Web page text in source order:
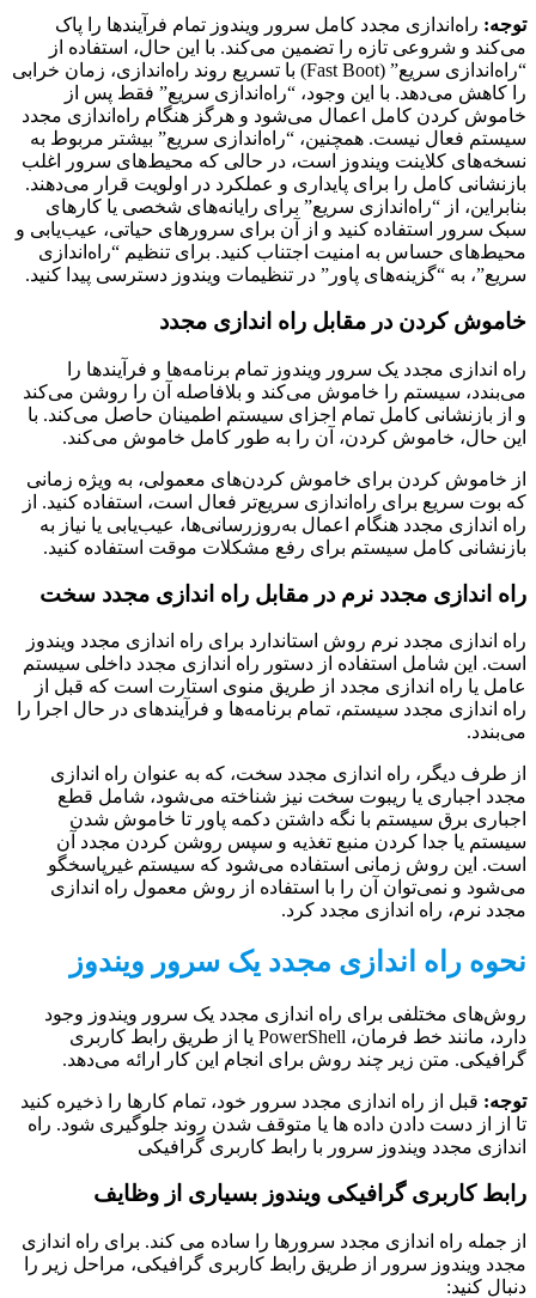
توجه: راه‌اندازی مجدد کامل سرور ویندوز تمام فرآیندها را پاک
می‌کند و شروعی تازه را تضمین می‌کند. با این حال، استفاده از
“راه‌اندازی سریع” (Fast Boot) با تسریع روند راه‌اندازی، زمان خرابی
را کاهش می‌دهد. با این وجود، “راه‌اندازی سریع” فقط پس از
خاموش کردن کامل اعمال می‌شود و هرگز هنگام راه‌اندازی مجدد
سیستم فعال نیست. همچنین، “راه‌اندازی سریع” بیشتر مربوط به
نسخه‌های کلاینت ویندوز است، در حالی که محیط‌های سرور اغلب
بازنشانی کامل را برای پایداری و عملکرد در اولویت قرار می‌دهند.
بنابراین، از “راه‌اندازی سریع” برای رایانه‌های شخصی یا کارهای
سبک سرور استفاده کنید و از آن برای سرورهای حیاتی، عیب‌یابی و
محیط‌های حساس به امنیت اجتناب کنید. برای تنظیم “راه‌اندازی
سریع”، به “گزینه‌های پاور” در تنظیمات ویندوز دسترسی پیدا کنید.
خاموش کردن در مقابل راه اندازی مجدد
راه اندازی مجدد یک سرور ویندوز تمام برنامه‌ها و فرآیندها را
می‌بندد، سیستم را خاموش می‌کند و بلافاصله آن را روشن می‌کند
و از بازنشانی کامل تمام اجزای سیستم اطمینان حاصل می‌کند. با
این حال، خاموش کردن، آن را به طور کامل خاموش می‌کند.
از خاموش کردن برای خاموش کردن‌های معمولی، به ویژه زمانی
که بوت سریع برای راه‌اندازی سریع‌تر فعال است، استفاده کنید. از
راه اندازی مجدد هنگام اعمال به‌روزرسانی‌ها، عیب‌یابی یا نیاز به
بازنشانی کامل سیستم برای رفع مشکلات موقت استفاده کنید.
راه اندازی مجدد نرم در مقابل راه اندازی مجدد سخت
راه اندازی مجدد نرم روش استاندارد برای راه اندازی مجدد ویندوز
است. این شامل استفاده از دستور راه اندازی مجدد داخلی سیستم
عامل یا راه اندازی مجدد از طریق منوی استارت است که قبل از
راه اندازی مجدد سیستم، تمام برنامه‌ها و فرآیندهای در حال اجرا را
می‌بندد.
از طرف دیگر، راه اندازی مجدد سخت، که به عنوان راه اندازی
مجدد اجباری یا ریبوت سخت نیز شناخته می‌شود، شامل قطع
اجباری برق سیستم با نگه داشتن دکمه پاور تا خاموش شدن
سیستم یا جدا کردن منبع تغذیه و سپس روشن کردن مجدد آن
است. این روش زمانی استفاده می‌شود که سیستم غیرپاسخگو
می‌شود و نمی‌توان آن را با استفاده از روش معمول راه اندازی
مجدد نرم، راه اندازی مجدد کرد.
نحوه راه اندازی مجدد یک سرور ویندوز
روش‌های مختلفی برای راه اندازی مجدد یک سرور ویندوز وجود
دارد، مانند خط فرمان، PowerShell یا از طریق رابط کاربری
گرافیکی. متن زیر چند روش برای انجام این کار ارائه می‌دهد.
توجه: قبل از راه اندازی مجدد سرور خود، تمام کارها را ذخیره کنید
تا از از دست دادن داده ها یا متوقف شدن روند جلوگیری شود. راه
اندازی مجدد ویندوز سرور با رابط کاربری گرافیکی
رابط کاربری گرافیکی ویندوز بسیاری از وظایف
از جمله راه اندازی مجدد سرورها را ساده می کند. برای راه اندازی
مجدد ویندوز سرور از طریق رابط کاربری گرافیکی، مراحل زیر را
دنبال کنید: